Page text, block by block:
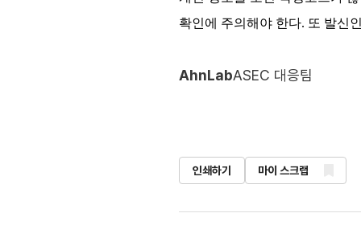
확인에 주의해야 한다. 또 발신
AhnLabASEC 대응팀
인쇄하기 마이 스크랩